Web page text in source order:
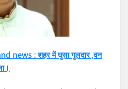
news : शहर में घुसा गुलदार ,वन